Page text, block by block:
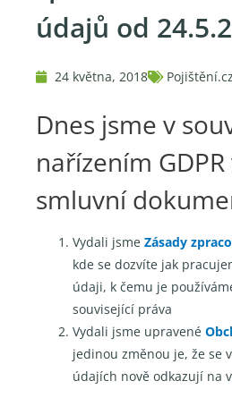
údajů od
24 května, 2018 Pojištění.cz
Dnes jsme v
nařízením
smluvní
Vydali jsmeZásady
kde se dozvíte jak
údaji, k čemu je
související práva
Vydali jsme upravené
jedinou změnou je, že se
údajích nově odkazují na